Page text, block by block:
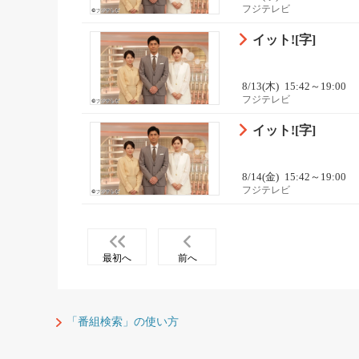
フジテレビ
イット![字]
8/13(木) 15:42～19:00
フジテレビ
イット![字]
8/14(金) 15:42～19:00
フジテレビ
最初へ 前へ
「番組検索」の使い方